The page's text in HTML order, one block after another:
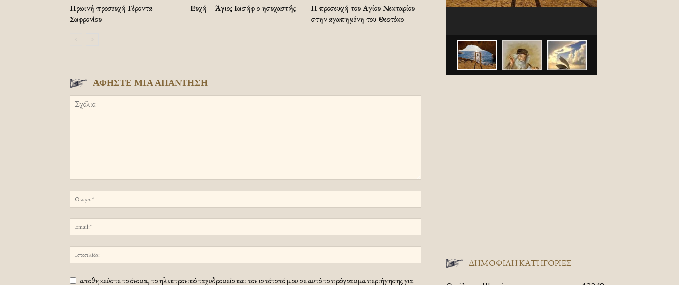
Πρωινή προσευχή Γέροντα
Σωφρονίου
Ευχή – Άγιος Ιωσήφ ο ησυχαστής
Η προσευχή του Αγίου Νεκταρίου
στην αγαπημένη του Θεοτόκο
ΑΦΗΣΤΕ ΜΙΑ ΑΠΑΝΤΗΣΗ
αποθηκεύστε το όνομα, το ηλεκτρονικό ταχυδρομείο και τον ιστότοπό μου σε αυτό το πρόγραμμα περιήγησης για
ΔΗΜΟΦΙΛΗ ΚΑΤΗΓΟΡΙΕΣ